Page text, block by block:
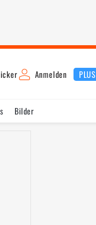
Anmelden PLUS
Bilder